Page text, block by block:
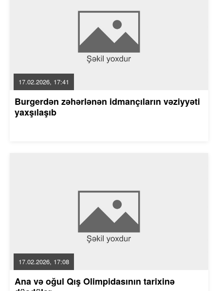
17.02.2026, 17:41
Burgerdən zəhərlənən idmançıların vəziyyəti
yaxşılaşıb
17.02.2026, 17:08
Ana və oğul Qış Olimpidasının tarixinə